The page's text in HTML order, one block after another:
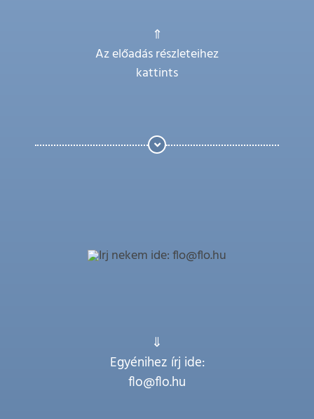
⇑
Az előadás részleteihez
kattints
⇓
Egyénihez írj ide:
flo@flo.hu